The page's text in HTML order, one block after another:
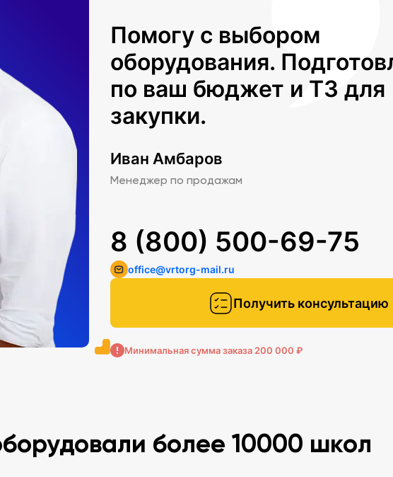
Помогу с выбором
оборудования.
по ваш бюджет и ТЗ для
закупки.
Иван Амбаров
Менеджер по продажам
Получить консультацию
8 (800) 500-69-75
office@vrtorg-mail.ru
Минимальная сумма заказа 200 000 ₽
более 10000 школ